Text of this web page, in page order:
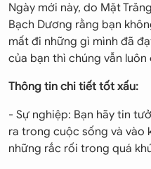
Ngày mới này, do Mặt
Bạch Dương rằng bạn
mất đi những gì mình đã
của bạn thì chúng vẫn luôn
Thông tin chi tiết tốt xấu:
- Sự nghiệp: Bạn hãy tin
ra trong cuộc sống và vào
những rắc rối trong quá